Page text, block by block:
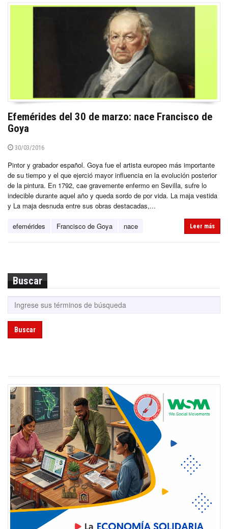
Efemérides del 30 de marzo: nace Francisco de
Goya
30/03/2016
Pintor y grabador español. Goya fue el artista europeo más importante
de su tiempo y el que ejerció mayor influencia en la evolución posterior
de la pintura. En 1792, cae gravemente enfermo en Sevilla, sufre lo
indecible durante aquel año y queda sordo de por vida. La maja vestida
y La maja desnuda entre sus obras destacadas,...
efemérides Francisco de Goya nace Leer más
Buscar
Buscar